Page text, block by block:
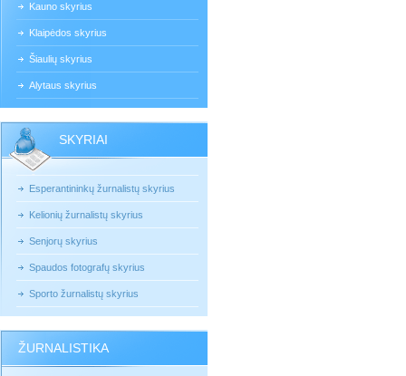
Kauno skyrius
Klaipėdos skyrius
Šiaulių skyrius
Alytaus skyrius
SKYRIAI
Esperantininkų žurnalistų skyrius
Kelionių žurnalistų skyrius
Senjorų skyrius
Spaudos fotografų skyrius
Sporto žurnalistų skyrius
ŽURNALISTIKA